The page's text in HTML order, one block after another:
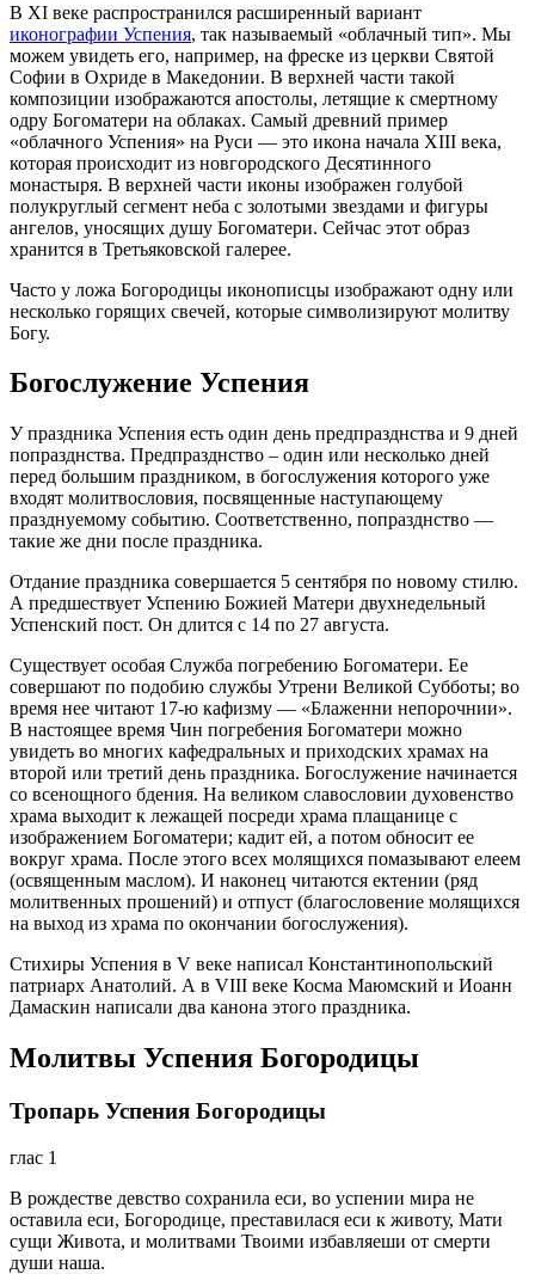
В XI веке распространился расширенный вариант
иконографии Успения, так называемый «облачный тип». Мы
можем увидеть его, например, на фреске из церкви Святой
Софии в Охриде в Македонии. В верхней части такой
композиции изображаются апостолы, летящие к смертному
одру Богоматери на облаках. Самый древний пример
«облачного Успения» на Руси — это икона начала XIII века,
которая происходит из новгородского Десятинного
монастыря. В верхней части иконы изображен голубой
полукруглый сегмент неба с золотыми звездами и фигуры
ангелов, уносящих душу Богоматери. Сейчас этот образ
хранится в Третьяковской галерее.
Часто у ложа Богородицы иконописцы изображают одну или
несколько горящих свечей, которые символизируют молитву
Богу.
Богослужение Успения
У праздника Успения есть один день предпразднства и 9 дней
попразднства. Предпразднство – один или несколько дней
перед большим праздником, в богослужения которого уже
входят молитвословия, посвященные наступающему
празднуемому событию. Соответственно, попразднство —
такие же дни после праздника.
Отдание праздника совершается 5 сентября по новому стилю.
А предшествует Успению Божией Матери двухнедельный
Успенский пост. Он длится с 14 по 27 августа.
Существует особая Служба погребению Богоматери. Ее
совершают по подобию службы Утрени Великой Субботы; во
время нее читают 17-ю кафизму — «Блаженни непорочнии».
В настоящее время Чин погребения Богоматери можно
увидеть во многих кафедральных и приходских храмах на
второй или третий день праздника. Богослужение начинается
со всенощного бдения. На великом славословии духовенство
храма выходит к лежащей посреди храма плащанице с
изображением Богоматери; кадит ей, а потом обносит ее
вокруг храма. После этого всех молящихся помазывают елеем
(освященным маслом). И наконец читаются ектении (ряд
молитвенных прошений) и отпуст (благословение молящихся
на выход из храма по окончании богослужения).
Стихиры Успения в V веке написал Константинопольский
патриарх Анатолий. А в VIII веке Косма Маюмский и Иоанн
Дамаскин написали два канона этого праздника.
Молитвы Успения Богородицы
Тропарь Успения Богородицы
глас 1
В рождестве девство сохранила еси, во успении мира не
оставила еси, Богородице, преставилася еси к животу, Мати
сущи Живота, и молитвами Твоими избавляеши от смерти
души наша.